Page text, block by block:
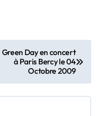
Green Day en concert
à Paris Bercy le 04
Octobre 2009